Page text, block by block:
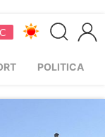
POLITICA